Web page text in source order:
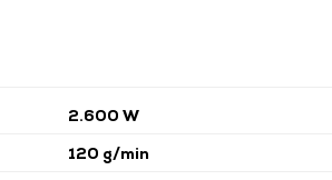
2.600 W
120 g/min